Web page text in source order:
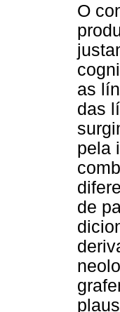
O
as
das
pela
de